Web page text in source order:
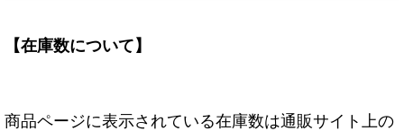
【在庫数について】
商品ページに表示されている在庫数は通販サイト上の